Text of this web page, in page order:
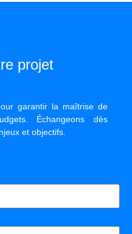
projet
garantir la maîtrise de
Échangeons dès
et objectifs.